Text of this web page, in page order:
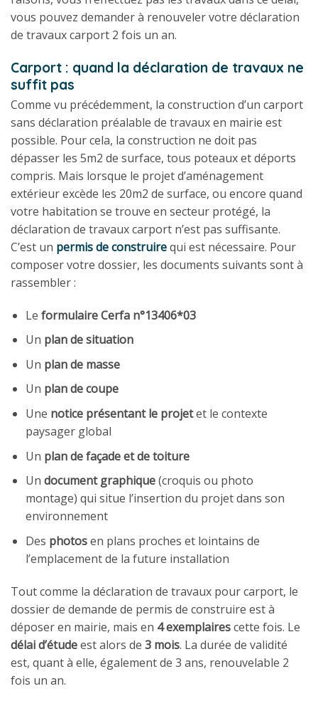
vous pouvez demander à renouveler votre déclaration
de travaux carport 2 fois un an.
Carport : quand la déclaration de travaux ne
suffit pas
Comme vu précédemment, la construction d’un carport
sans déclaration préalable de travaux en mairie est
possible. Pour cela, la construction ne doit pas
dépasser les 5m2 de surface, tous poteaux et déports
compris. Mais lorsque le projet d’aménagement
extérieur excède les 20m2 de surface, ou encore quand
votre habitation se trouve en secteur protégé, la
déclaration de travaux carport n’est pas suffisante.
C’est un permis de construirequi est nécessaire. Pour
composer votre dossier, les documents suivants sont à
rassembler :
Le formulaire Cerfa n°13406*03
Un plan de situation
Un plan de masse
Un plan de coupe
Une notice présentant le projetet le contexte
paysager global
Un plan de façade et de toiture
Un document graphique(croquis ou photo
montage) qui situe l’insertion du projet dans son
environnement
Des photosen plans proches et lointains de
l’emplacement de la future installation
Tout comme la déclaration de travaux pour carport, le
dossier de demande de permis de construire est à
déposer en mairie, mais en 4 exemplairescette fois. Le
délai d’étudeest alors de 3 mois. La durée de validité
est, quant à elle, également de 3 ans, renouvelable 2
fois un an.